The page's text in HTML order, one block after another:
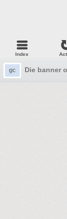
Index
gc Die banner